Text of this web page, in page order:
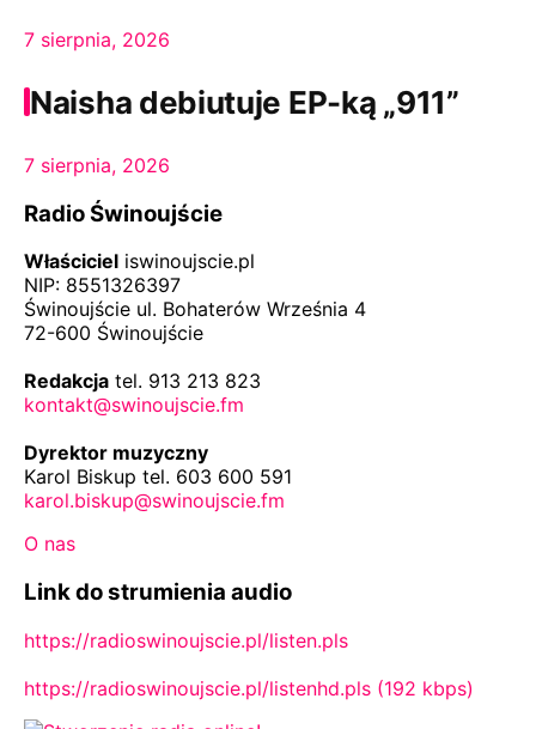
7 sierpnia, 2026
Naisha debiutuje EP-ką „911”
7 sierpnia, 2026
Radio Świnoujście
Właściciel iswinoujscie.pl
NIP: 8551326397
Świnoujście ul. Bohaterów Września 4
72-600 Świnoujście
Redakcja tel. 913 213 823
kontakt@swinoujscie.fm
Dyrektor muzyczny
Karol Biskup tel. 603 600 591
karol.biskup@swinoujscie.fm
O nas
Link do strumienia audio
https://radioswinoujscie.pl/listen.pls
https://radioswinoujscie.pl/listenhd.pls (192 kbps)